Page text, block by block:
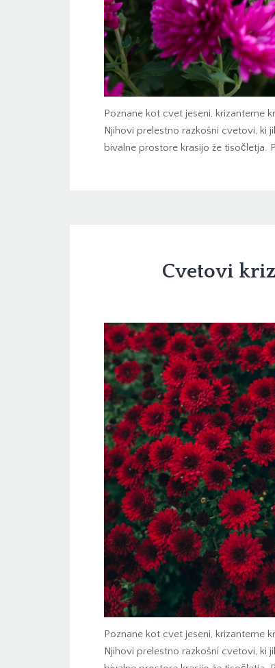
Poznane kot cvet jeseni, krizanteme
Njihovi prelestno razkošni cvetovi, ki
bivalne prostore krasijo že tisočletja.
Cvetovi
Poznane kot cvet jeseni, krizanteme
Njihovi prelestno razkošni cvetovi, ki